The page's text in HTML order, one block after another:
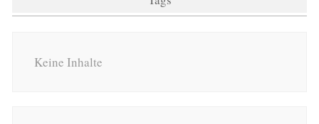
Keine Inhalte